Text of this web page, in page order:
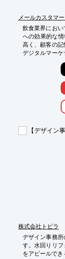
メールカスタマ
飲食業界にお
への効果的な
高く、顧客の記
デジタルマーケ
果測定に課題
を組み合わせ
促進、来店頻
【活用シーン】
*   新規顧客の
*   リピーターの
*   特別なイベン
【デザイン
株式会社トビラ
デザイン事務
す。水回りリ
をアピールで